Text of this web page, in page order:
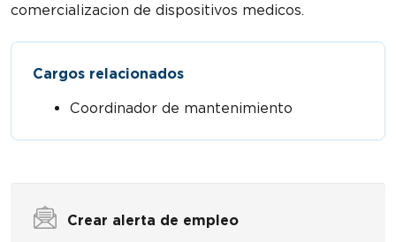
comercializacion de dispositivos medicos.
Cargos relacionados
Coordinador de mantenimiento
Crear alerta de empleo